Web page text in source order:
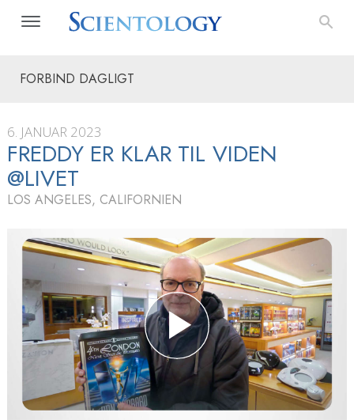
FORBIND DAGLIGT
6. JANUAR 2023
FREDDY ER KLAR TIL VIDEN
@LIVET
LOS ANGELES, CALIFORNIEN